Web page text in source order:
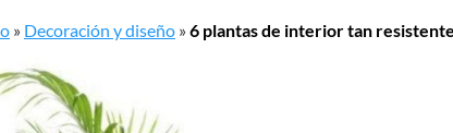
» Decoración y diseño »6 plantas de interior tan